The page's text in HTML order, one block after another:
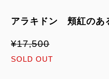
アラキドン 頬紅のあ
¥17,500
SOLD OUT